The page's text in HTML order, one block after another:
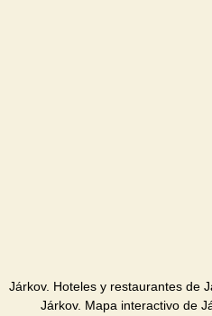
Járkov. Hoteles y restaurantes de
Járkov. Mapa interactivo de